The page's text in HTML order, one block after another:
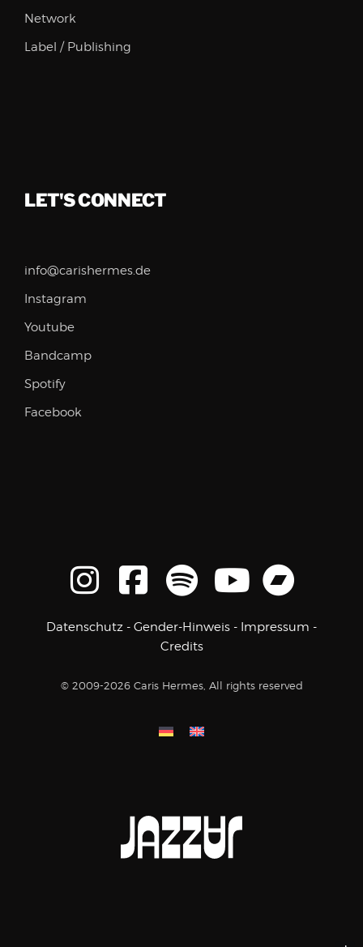
Network
Label / Publishing
LET'S CONNECT
info@carishermes.de
Instagram
Youtube
Bandcamp
Spotify
Facebook
Datenschutz - Gender-Hinweis - Impressum -
Credits
© 2009-2026 Caris Hermes, All rights reserved